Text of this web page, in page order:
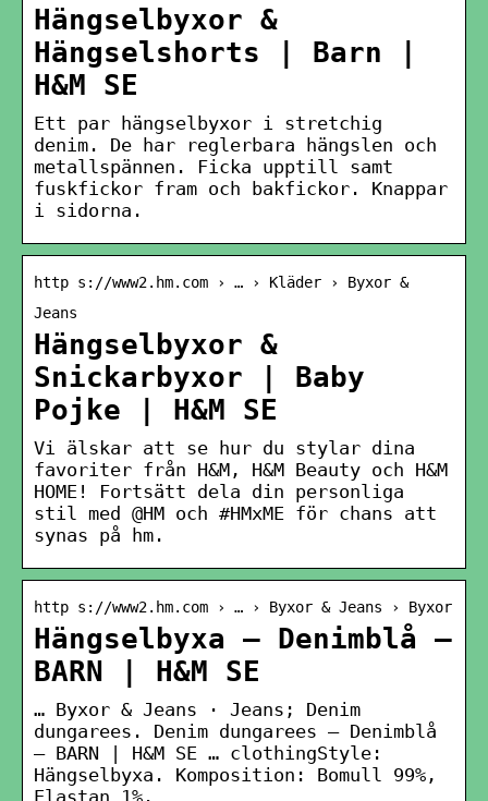
Hängselbyxor &
Hängselshorts | Barn |
H&M SE
Ett par hängselbyxor i stretchig
denim. De har reglerbara hängslen och
metallspännen. Ficka upptill samt
fuskfickor fram och bakfickor. Knappar
i sidorna.
http s://www2.hm.com › … › Kläder › Byxor &
Jeans
Hängselbyxor &
Snickarbyxor | Baby
Pojke | H&M SE
Vi älskar att se hur du stylar dina
favoriter från H&M, H&M Beauty och H&M
HOME! Fortsätt dela din personliga
stil med @HM och #HMxME för chans att
synas på hm.
http s://www2.hm.com › … › Byxor & Jeans › Byxor
Hängselbyxa – Denimblå –
BARN | H&M SE
… Byxor & Jeans · Jeans; Denim
dungarees. Denim dungarees – Denimblå
– BARN | H&M SE … clothingStyle:
Hängselbyxa. Komposition: Bomull 99%,
Elastan 1%.